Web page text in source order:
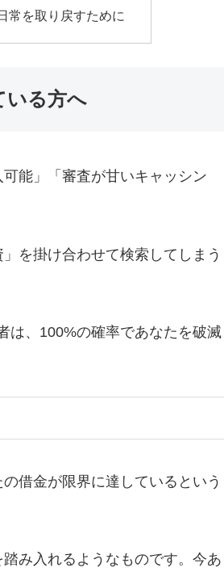
常を取り戻すために
いる方へ
能」「審査が甘いキャッシン
を掛け合わせて検索してしまう
は、100%の確率であなたを破滅
借金が限界に達しているという
み入れるようなものです。今あ